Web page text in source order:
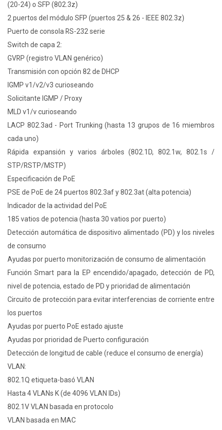
(20-24) o SFP (802.3z)
2 puertos del módulo SFP (puertos 25 & 26 - IEEE 802.3z)
Puerto de consola RS-232 serie
Switch de capa 2:
GVRP (registro VLAN genérico)
Transmisión con opción 82 de DHCP
IGMP v1/v2/v3 curioseando
Solicitante IGMP / Proxy
MLD v1/v curioseando
LACP 802.3ad - Port Trunking (hasta 13 grupos de 16 miembros
cada uno)
Rápida expansión y varios árboles (802.1D, 802.1w, 802.1s /
STP/RSTP/MSTP)
Especificación de PoE
PSE de PoE de 24 puertos 802.3af y 802.3at (alta potencia)
Indicador de la actividad del PoE
185 vatios de potencia (hasta 30 vatios por puerto)
Detección automática de dispositivo alimentado (PD) y los niveles
de consumo
Ayudas por puerto monitorización de consumo de alimentación
Función Smart para la EP encendido/apagado, detección de PD,
nivel de potencia, estado de PD y prioridad de alimentación
Circuito de protección para evitar interferencias de corriente entre
los puertos
Ayudas por puerto PoE estado ajuste
Ayudas por prioridad de Puerto configuración
Detección de longitud de cable (reduce el consumo de energía)
VLAN:
802.1Q etiqueta-basó VLAN
Hasta 4 VLANs K (de 4096 VLAN IDs)
802.1V VLAN basada en protocolo
VLAN basada en MAC